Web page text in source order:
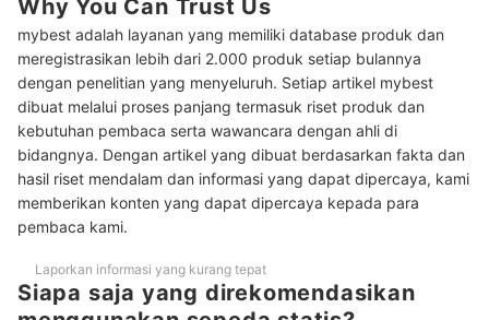
Apakah penggunaan sepeda statis harus disertai dengan olahraga
lain?
Baca juga rekomendasi peralatan kebugaran lainnya di sini
Why You Can Trust Us
mybest adalah layanan yang memiliki database produk dan
meregistrasikan lebih dari 2.000 produk setiap bulannya
dengan penelitian yang menyeluruh. Setiap artikel mybest
dibuat melalui proses panjang termasuk riset produk dan
kebutuhan pembaca serta wawancara dengan ahli di
bidangnya. Dengan artikel yang dibuat berdasarkan fakta dan
hasil riset mendalam dan informasi yang dapat dipercaya, kami
memberikan konten yang dapat dipercaya kepada para
pembaca kami.
Laporkan informasi yang kurang tepat
Siapa saja yang direkomendasikan